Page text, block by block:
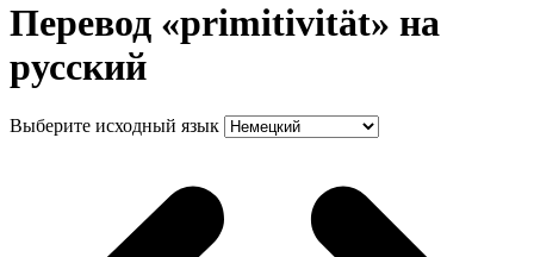
Перевод «primitivität» на
русский
Выберите исходный язык